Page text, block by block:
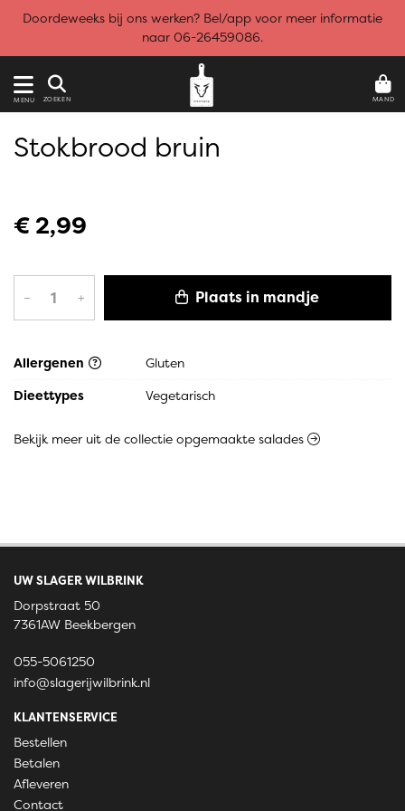
Doordeweeks bij ons werken? Bel/app voor meer informatie
naar 06-26459086.
MENU ZOEKEN MAND
Stokbrood bruin
€ 2,99
– + Plaats in mandje
Allergenen
Gluten
Dieettypes
Vegetarisch
Bekijk meer uit de collectie opgemaakte salades
UW SLAGER WILBRINK
Dorpstraat 50
7361AW Beekbergen
055-5061250
info@slagerijwilbrink.nl
KLANTENSERVICE
Bestellen
Betalen
Afleveren
Contact